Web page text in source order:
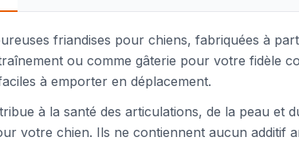
friandises pour chiens, fabriquées à
ou comme gâterie pour votre fidèle
à emporter en déplacement.
à la santé des articulations, de la peau
votre chien. Ils ne contiennent aucun additif